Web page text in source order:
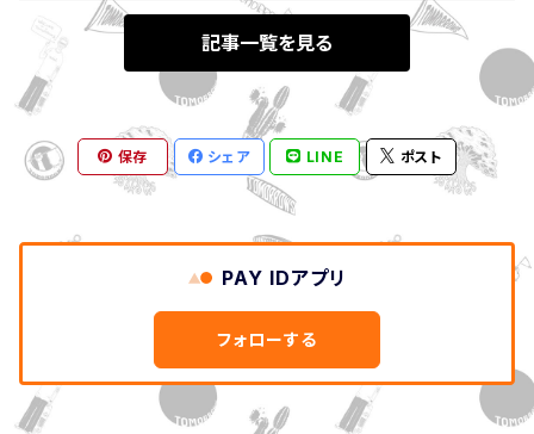
記事一覧を見る
保存 シェア LINE ポスト
PAY IDアプリ
フォローする